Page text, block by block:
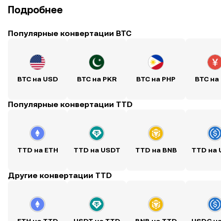
Подробнее
Популярные конвертации BTC
BTC на USD BTC на PKR BTC на PHP BTC на
Популярные конвертации TTD
TTD на ETH TTD на USDT TTD на BNB TTD на
Другие конвертации TTD